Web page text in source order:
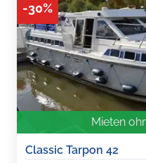
-30%
Mieten
Classic Tarpon 42